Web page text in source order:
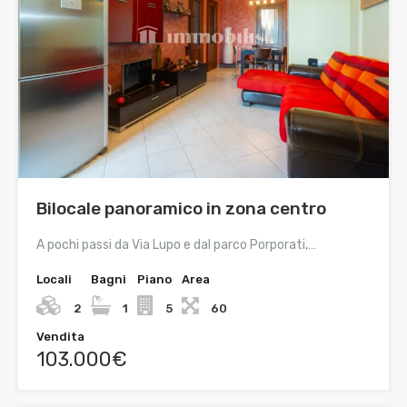
Bilocale panoramico in zona centro
A pochi passi da Via Lupo e dal parco Porporati,…
Locali
2
Bagni
1
Piano
5
Area
60
Vendita
103.000€